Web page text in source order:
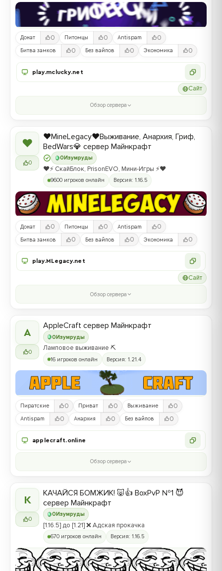
Донат 0 Питомцы 0 Antispam 0
Битва замков 0 Без вайпов 0 Экономика 0
play.mclucky.net
Сайт
Обзор сервера
❤
0
0 Изумруды
❤️MineLegacy❤️Выживание, Анархия, Гриф,
BedWars💎 сервер Майнкрафт
❤️⚡️ СкайБлок, PrisonEVO, Мини-Игры ⚡️❤️
9600 игроков онлайн Версия: 1.16.5
Донат 0 Питомцы 0 Antispam 0
Битва замков 0 Без вайпов 0 Экономика 0
play.MLegacy.net
Сайт
Обзор сервера
A
0
0Изумруды
AppleCraft сервер Майнкрафт
Ламповое выживание ⛏️
16 игроков онлайн Версия: 1.21.4
Пиратские 0 Приват 0 Выживание 0
Antispam 0 Анархия 0 Без вайпов 0
applecraft.online
Обзор сервера
К
0
0 Изумруды
КАЧАЙСЯ БОМЖИК! 🐷👍 BoxPvP №1 😈
сервер Майнкрафт
[1.16.5] до [1.21] ❌ Адская прокачка
670 игроков онлайн Версия: 1.16.5